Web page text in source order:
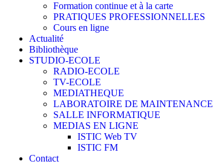
Formation continue et à la carte
PRATIQUES PROFESSIONNELLES
Cours en ligne
Actualité
Bibliothèque
STUDIO-ECOLE
RADIO-ECOLE
TV-ECOLE
MEDIATHEQUE
LABORATOIRE DE MAINTENANCE
SALLE INFORMATIQUE
MEDIAS EN LIGNE
ISTIC Web TV
ISTIC FM
Contact